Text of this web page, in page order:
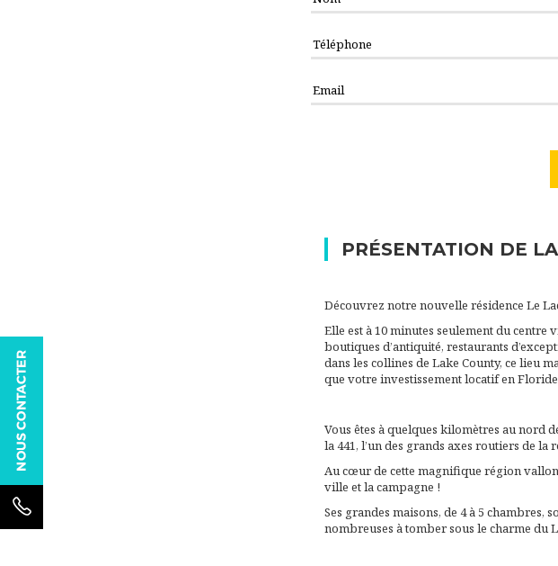
PRÉSENTATION DE
Découvrez notre nouvelle résidence Le
Elle est à 10 minutes seulement du
boutiques d’antiquité, restaurants
dans les collines de Lake County, ce lieu
que votre investissement locatif en
Vous êtes à quelques kilomètres au nord
la 441, l’un des grands axes routiers de la
Au cœur de cette magnifique région
ville et la campagne !
Ses grandes maisons, de 4 à 5
nombreuses à tomber sous le charme du